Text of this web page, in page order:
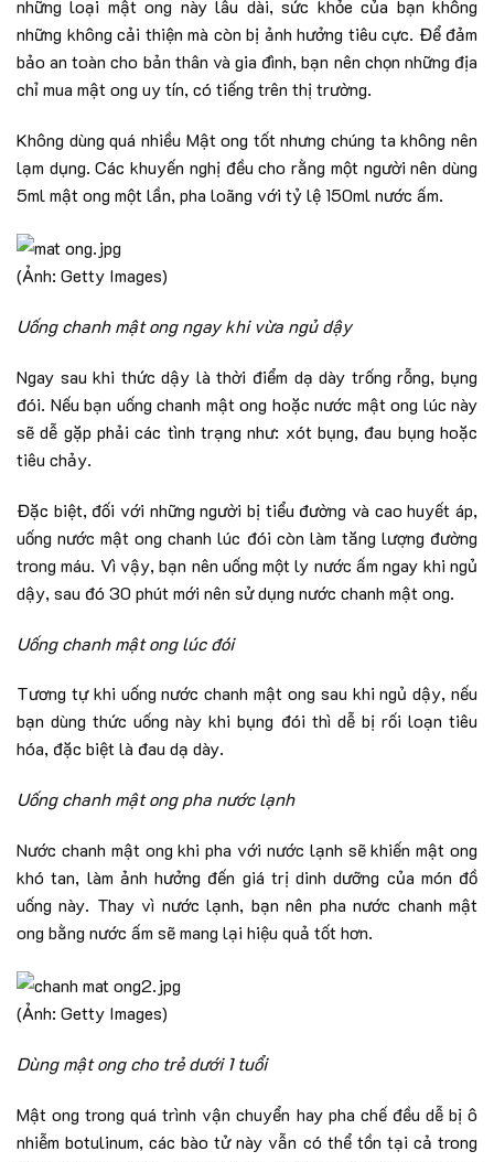
những loại mật ong này lâu dài, sức khỏe của bạn không
những không cải thiện mà còn bị ảnh hưởng tiêu cực. Để đảm
bảo an toàn cho bản thân và gia đình, bạn nên chọn những địa
chỉ mua mật ong uy tín, có tiếng trên thị trường.
Không dùng quá nhiều Mật ong tốt nhưng chúng ta không nên
lạm dụng. Các khuyến nghị đều cho rằng một người nên dùng
5ml mật ong một lần, pha loãng với tỷ lệ 150ml nước ấm.
(Ảnh: Getty Images)
Uống chanh mật ong ngay khi vừa ngủ dậy
Ngay sau khi thức dậy là thời điểm dạ dày trống rỗng, bụng
đói. Nếu bạn uống chanh mật ong hoặc nước mật ong lúc này
sẽ dễ gặp phải các tình trạng như: xót bụng, đau bụng hoặc
tiêu chảy.
Đặc biệt, đối với những người bị tiểu đường và cao huyết áp,
uống nước mật ong chanh lúc đói còn làm tăng lượng đường
trong máu. Vì vậy, bạn nên uống một ly nước ấm ngay khi ngủ
dậy, sau đó 30 phút mới nên sử dụng nước chanh mật ong.
Uống chanh mật ong lúc đói
Tương tự khi uống nước chanh mật ong sau khi ngủ dậy, nếu
bạn dùng thức uống này khi bụng đói thì dễ bị rối loạn tiêu
hóa, đặc biệt là đau dạ dày.
Uống chanh mật ong pha nước lạnh
Nước chanh mật ong khi pha với nước lạnh sẽ khiến mật ong
khó tan, làm ảnh hưởng đến giá trị dinh dưỡng của món đồ
uống này. Thay vì nước lạnh, bạn nên pha nước chanh mật
ong bằng nước ấm sẽ mang lại hiệu quả tốt hơn.
(Ảnh: Getty Images)
Dùng mật ong cho trẻ dưới 1 tuổi
Mật ong trong quá trình vận chuyển hay pha chế đều dễ bị ô
nhiễm botulinum, các bào tử này vẫn có thể tồn tại cả trong